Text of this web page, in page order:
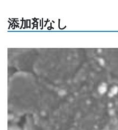
添加剤なし